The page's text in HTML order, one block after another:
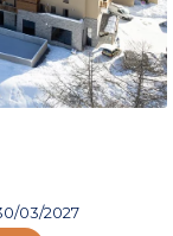
03/2027